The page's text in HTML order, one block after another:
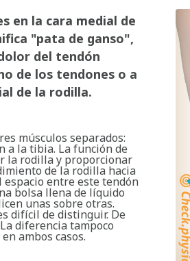
en la cara medial de
"pata de ganso",
del tendón
de los tendones o a
de la rodilla.
músculos separados:
a la tibia. La función de
la rodilla y proporcionar
de la rodilla hacia
espacio entre este tendón
bolsa llena de líquido
unas sobre otras.
difícil de distinguir. De
diferencia tampoco
ambos casos.